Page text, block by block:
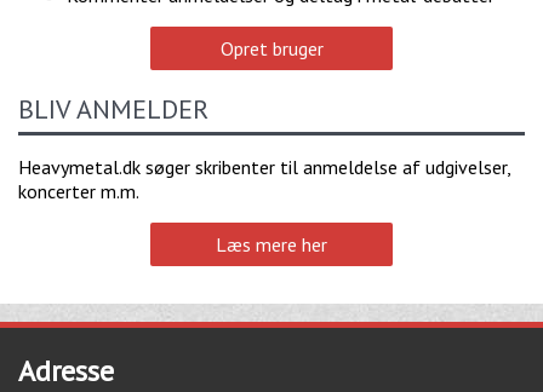
Opret bruger
BLIV ANMELDER
Heavymetal.dk søger skribenter til anmeldelse af udgivelser,
koncerter m.m.
Læs mere her
Adresse